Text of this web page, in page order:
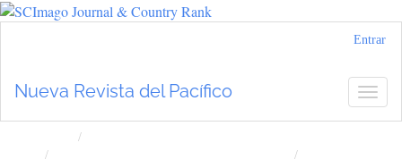
principal
Entrar
Nueva Revista del Pacífico